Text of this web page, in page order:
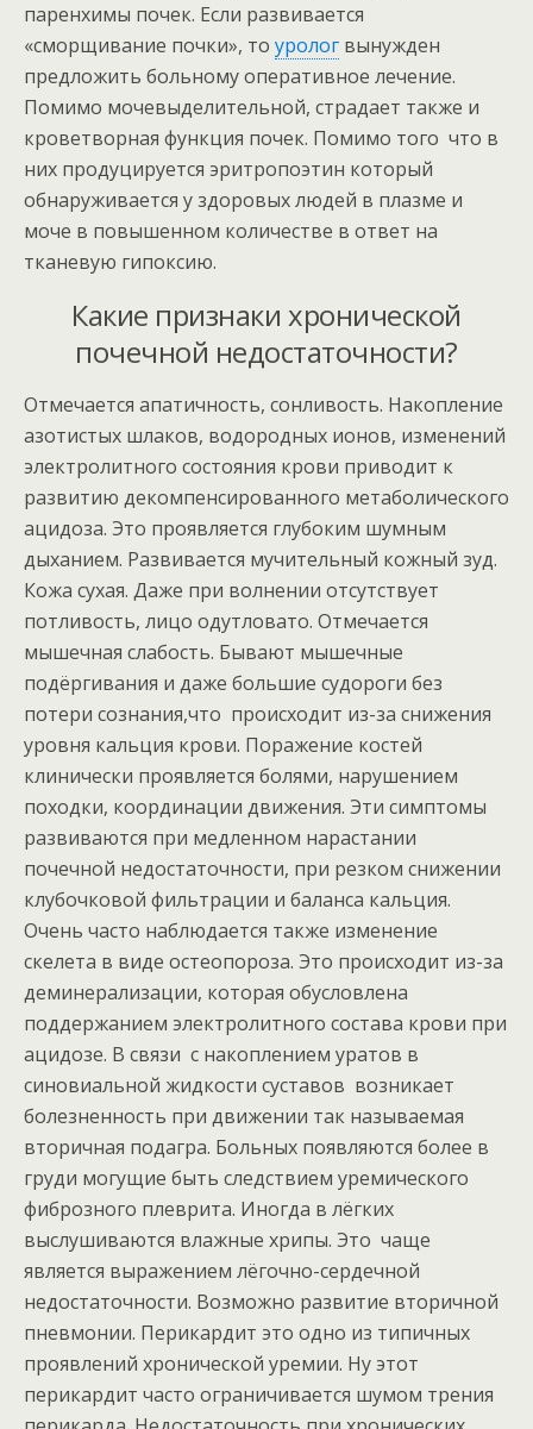
паренхимы почек. Если развивается
«сморщивание почки», то уролог вынужден
предложить больному оперативное лечение.
Помимо мочевыделительной, страдает также и
кроветворная функция почек. Помимо того что в
них продуцируется эритропоэтин который
обнаруживается у здоровых людей в плазме и
моче в повышенном количестве в ответ на
тканевую гипоксию.
Какие признаки хронической
почечной недостаточности?
Отмечается апатичность, сонливость. Накопление
азотистых шлаков, водородных ионов, изменений
электролитного состояния крови приводит к
развитию декомпенсированного метаболического
ацидоза. Это проявляется глубоким шумным
дыханием. Развивается мучительный кожный зуд.
Кожа сухая. Даже при волнении отсутствует
потливость, лицо одутловато. Отмечается
мышечная слабость. Бывают мышечные
подёргивания и даже большие судороги без
потери сознания,что происходит из-за снижения
уровня кальция крови. Поражение костей
клинически проявляется болями, нарушением
походки, координации движения. Эти симптомы
развиваются при медленном нарастании
почечной недостаточности, при резком снижении
клубочковой фильтрации и баланса кальция.
Очень часто наблюдается также изменение
скелета в виде остеопороза. Это происходит из-за
деминерализации, которая обусловлена
поддержанием электролитного состава крови при
ацидозе. В связи с накоплением уратов в
синовиальной жидкости суставов возникает
болезненность при движении так называемая
вторичная подагра. Больных появляются более в
груди могущие быть следствием уремического
фиброзного плеврита. Иногда в лёгких
выслушиваются влажные хрипы. Это чаще
является выражением лёгочно-сердечной
недостаточности. Возможно развитие вторичной
пневмонии. Перикардит это одно из типичных
проявлений хронической уремии. Ну этот
перикардит часто ограничивается шумом трения